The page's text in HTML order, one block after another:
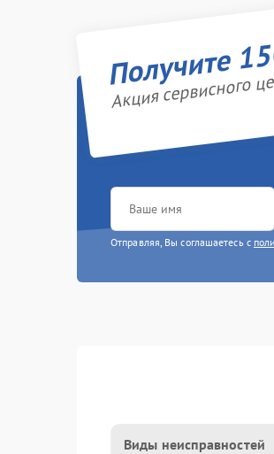
Получите
Акция сервисного
Отправляя, Вы соглашаетесь с
Виды неисправностей